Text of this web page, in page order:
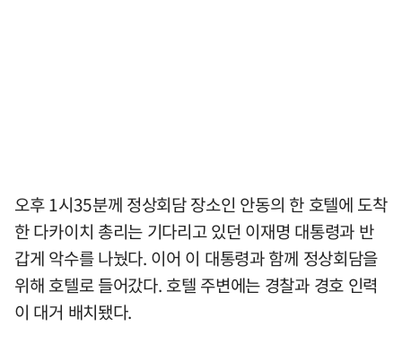
오후 1시35분께 정상회담 장소인 안동의 한 호텔에 도착
한 다카이치 총리는 기다리고 있던 이재명 대통령과 반
갑게 악수를 나눴다. 이어 이 대통령과 함께 정상회담을
위해 호텔로 들어갔다. 호텔 주변에는 경찰과 경호 인력
이 대거 배치됐다.